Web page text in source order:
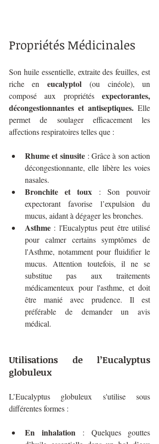
Propriétés Médicinales
Son huile essentielle, extraite des feuilles, est
riche en eucalyptol (ou cinéole), un
composé aux propriétés expectorantes,
décongestionnantes et antiseptiques. Elle
permet de soulager efficacement les
affections respiratoires telles que :
Rhume et sinusite : Grâce à son action
décongestionnante, elle libère les voies
nasales.
Bronchite et toux : Son pouvoir
expectorant favorise l’expulsion du
mucus, aidant à dégager les bronches.
Asthme : l'Eucalyptus peut être utilisé
pour calmer certains symptômes de
l'Asthme, notamment pour fluidifier le
mucus. Attention toutefois, il ne se
substitue pas aux traitements
médicamenteux pour l'asthme, et doit
être manié avec prudence. Il est
préférable de demander un avis
médical.
Utilisations de l’Eucalyptus
globuleux
L’Eucalyptus globuleux s'utilise sous
différentes formes :
En inhalation : Quelques gouttes